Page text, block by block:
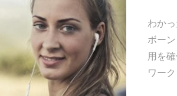
わか
ボー
用を
ワー